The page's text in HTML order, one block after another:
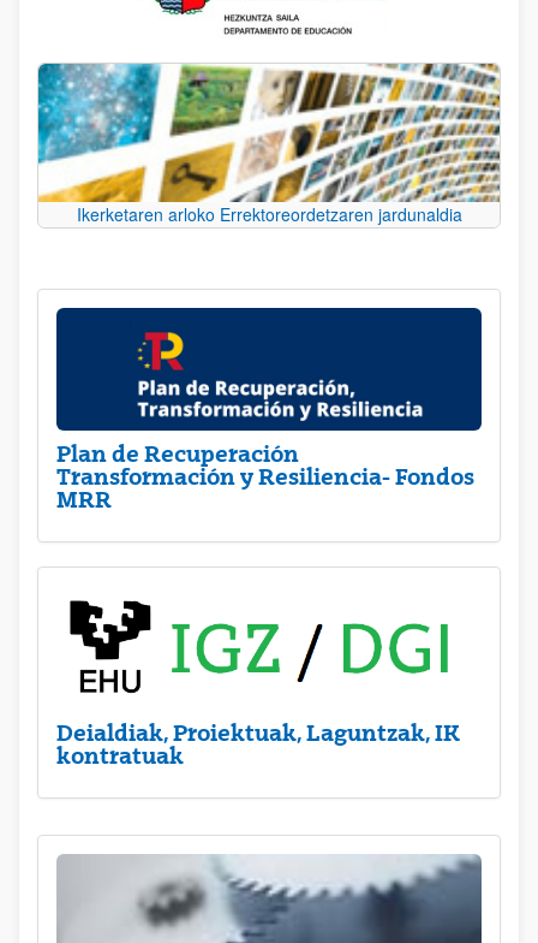
Ikerketaren arloko Errektoreordetzaren jardunaldia
Plan de Recuperación
Transformación y Resiliencia- Fondos
MRR
Deialdiak, Proiektuak, Laguntzak, IK
kontratuak